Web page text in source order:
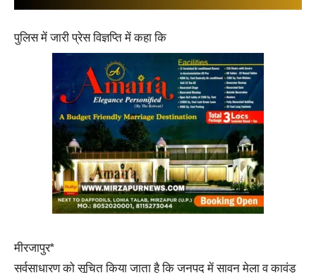
पुलिस में जारी प्रेस विज्ञप्ति में कहा कि
मीरजापुर*
सर्वसाधारण को सूचित किया जाता है कि जनपद में सावन मेला व कावंड़